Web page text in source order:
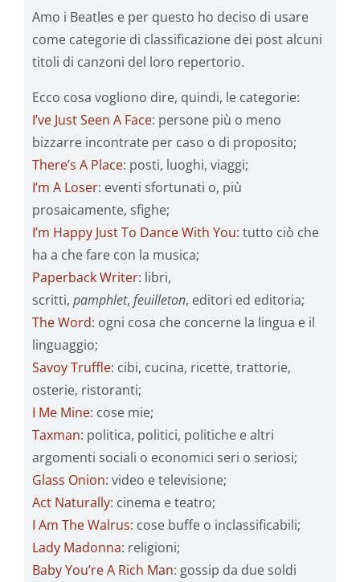
Amo i Beatles e per questo ho deciso di usare
come categorie di classificazione dei post alcuni
titoli di canzoni del loro repertorio.
Ecco cosa vogliono dire, quindi, le categorie:
I’ve Just Seen A Face: persone più o meno
bizzarre incontrate per caso o di proposito;
There’s A Place: posti, luoghi, viaggi;
I’m A Loser: eventi sfortunati o, più
prosaicamente, sfighe;
I’m Happy Just To Dance With You: tutto ciò che
ha a che fare con la musica;
Paperback Writer: libri,
scritti, pamphlet, feuilleton, editori ed editoria;
The Word: ogni cosa che concerne la lingua e il
linguaggio;
Savoy Truffle: cibi, cucina, ricette, trattorie,
osterie, ristoranti;
I Me Mine: cose mie;
Taxman: politica, politici, politiche e altri
argomenti sociali o economici seri o seriosi;
Glass Onion: video e televisione;
Act Naturally: cinema e teatro;
I Am The Walrus: cose buffe o inclassificabili;
Lady Madonna: religioni;
Baby You’re A Rich Man: gossip da due soldi